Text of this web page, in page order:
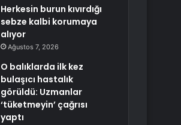
Herkesin burun kıvırdığı
sebze kalbi korumaya
alıyor
Ağustos 7, 2026
O balıklarda ilk kez
bulaşıcı hastalık
görüldü: Uzmanlar
‘tüketmeyin’ çağrısı
yaptı